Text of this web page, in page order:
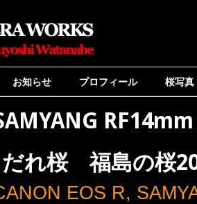
お知らせ プロフィール 桜写真
だれ桜 福島の桜
EOS R,